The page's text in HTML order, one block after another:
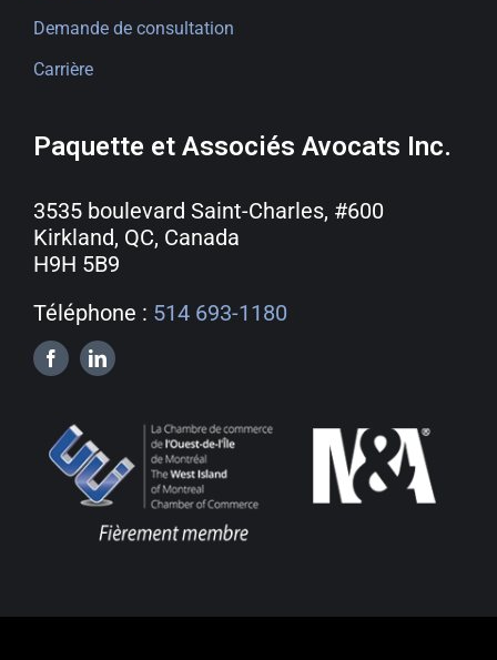
Demande de consultation
Carrière
Paquette et Associés Avocats Inc.
3535 boulevard Saint-Charles, #600
Kirkland, QC, Canada
H9H 5B9
Téléphone : 514 693-1180